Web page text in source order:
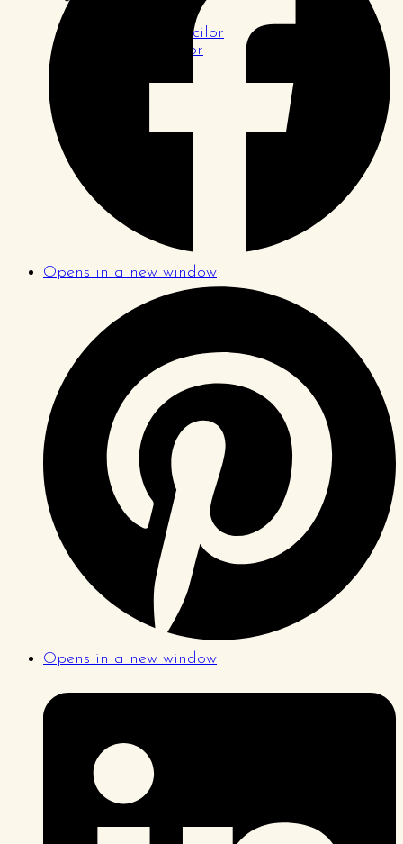
Pagina logodnicilor
Pagina familiilor
Opens in a new window
Opens in a new window